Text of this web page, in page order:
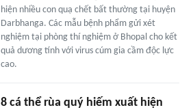
hiện nhiều con quạ chết bất thường tại huyện
Darbhanga. Các mẫu bệnh phẩm gửi xét
nghiệm tại phòng thí nghiệm ở Bhopal cho kết
quả dương tính với virus cúm gia cầm độc lực
cao.
8 cá thể rùa quý hiếm xuất hiện